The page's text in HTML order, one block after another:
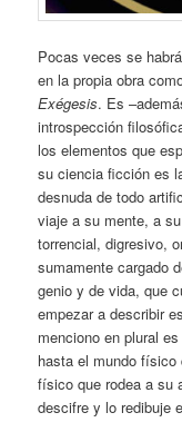
Pocas veces se
en la propia obra
Exégesis. Es
introspección
los elementos que
su ciencia ficción es
desnuda de todo
viaje a su mente, a
torrencial, digresivo,
sumamente cargado
genio y de vida, que
empezar a describir
menciono en plural
hasta el mundo físico
físico que rodea a su
descifre y lo redibuje